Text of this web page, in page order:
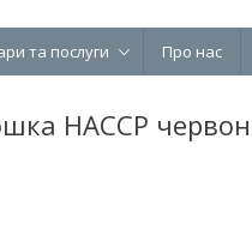
та послуги Про нас
HACCP